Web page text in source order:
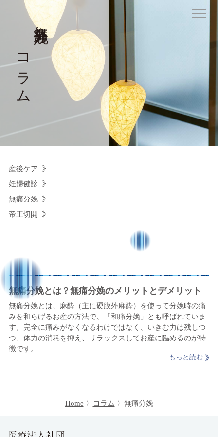
無痛分娩
コラム
産後ケア
妊婦健診
無痛分娩
帝王切開
無痛分娩とは？無痛分娩のメリットとデメリット
無痛分娩とは、麻酔（主に硬膜外麻酔）を使って分娩時の痛
みを和らげるお産の方法で、「和痛分娩」とも呼ばれていま
す。完全に痛みがなくなるわけではなく、いきむ力は残しつ
つ、体力の消耗を抑え、リラックスしてお産に臨めるのが特
徴です。
Home コラム 無痛分娩
当院について
産科
無痛分娩について
入院のご案内
アクセス 診療時間 診療予約
お知らせ
コロナ対策